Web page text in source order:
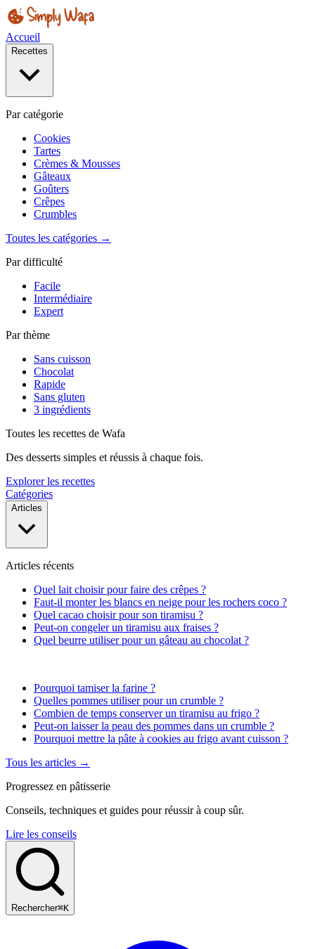
Accueil
Recettes
Par catégorie
Cookies
Tartes
Crèmes & Mousses
Gâteaux
Goûters
Crêpes
Crumbles
Toutes les catégories →
Par difficulté
Facile
Intermédiaire
Expert
Par thème
Sans cuisson
Chocolat
Rapide
Sans gluten
3 ingrédients
Toutes les recettes de Wafa
Des desserts simples et réussis à chaque fois.
Explorer les recettes
Catégories
Articles
Articles récents
Quel lait choisir pour faire des crêpes ?
Faut-il monter les blancs en neige pour les rochers coco ?
Quel cacao choisir pour son tiramisu ?
Peut-on congeler un tiramisu aux fraises ?
Quel beurre utiliser pour un gâteau au chocolat ?
Pourquoi tamiser la farine ?
Quelles pommes utiliser pour un crumble ?
Combien de temps conserver un tiramisu au frigo ?
Peut-on laisser la peau des pommes dans un crumble ?
Pourquoi mettre la pâte à cookies au frigo avant cuisson ?
Tous les articles →
Progressez en pâtisserie
Conseils, techniques et guides pour réussir à coup sûr.
Lire les conseils
Rechercher⌘K